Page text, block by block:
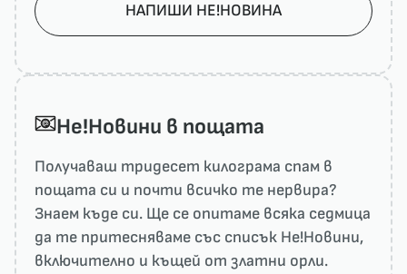
НАПИШИ НЕ!НОВИНА
He!Новини в пощата
Получаваш тридесет килограма спам в
пощата си и почти всичко те нервира?
Знаем къде си. Ще се опитаме всяка седмица
да те притесняваме със списък He!Новини,
включително и къщей от златни орли.